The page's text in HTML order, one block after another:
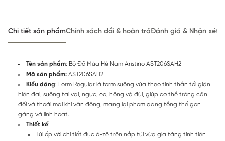
Chi tiết sản phẩmChính sách đổi & hoàn trảĐánh giá & Nhận xét
Tên sản phẩm: Bộ Đồ Mùa Hè Nam Aristino AST206SAH2
Mã sản phẩm: AST206SAH2
Kiểu dáng: Form Regular là form suông vừa theo tinh thần tối giản
hiện đại, suông tại vai, ngực, eo, hông và đùi, giúp cơ thể trông cân
đối và thoải mái khi vận động, mang lại phom dáng tổng thể gọn
gàng và linh hoạt.
Thiết kế:
Túi ốp với chi tiết đục ô-zê trên nắp túi vừa gia tăng tính tiện